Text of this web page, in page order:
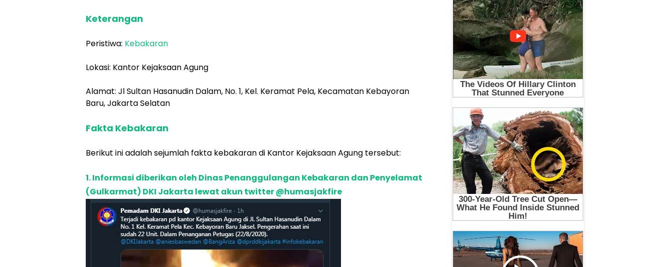
Keterangan
Peristiwa: Kebakaran
Lokasi: Kantor Kejaksaan Agung
Alamat: Jl Sultan Hasanudin Dalam, No. 1, Kel. Keramat Pela, Kecamatan Kebayoran
Baru, Jakarta Selatan
Fakta Kebakaran
Berikut ini adalah sejumlah fakta kebakaran di Kantor Kejaksaan Agung tersebut:
1. Informasi diberikan oleh Dinas Penanggulangan Kebakaran dan Penyelamat
(Gulkarmat) DKI Jakarta lewat akun twitter @humasjakfire